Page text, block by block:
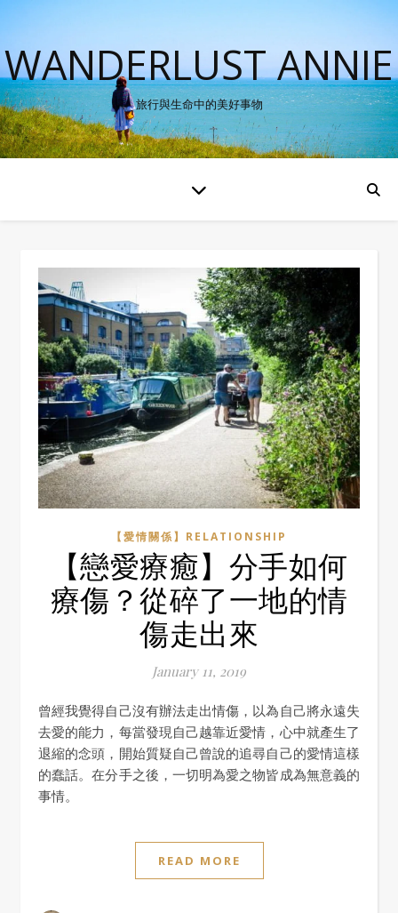
WANDERLUST ANNIE
旅行與生命中的美好事物
【愛情關係】RELATIONSHIP
【戀愛療癒】分手如何
療傷？從碎了一地的情
傷走出來
January 11, 2019
曾經我覺得自己沒有辦法走出情傷，以為自己將永遠失
去愛的能力，每當發現自己越靠近愛情，心中就產生了
退縮的念頭，開始質疑自己曾說的追尋自己的愛情這樣
的蠢話。在分手之後，一切明為愛之物皆成為無意義的
事情。
READ MORE